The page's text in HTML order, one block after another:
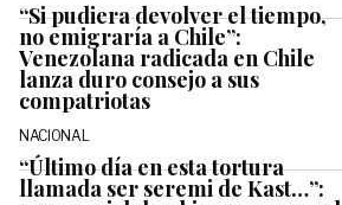
“Si pudiera devolver el tiempo,
no emigraría a Chile”:
Venezolana radicada en Chile
lanza duro consejo a sus
compatriotas
NACIONAL
“Último día en esta tortura
llamada ser seremi de Kast…”: